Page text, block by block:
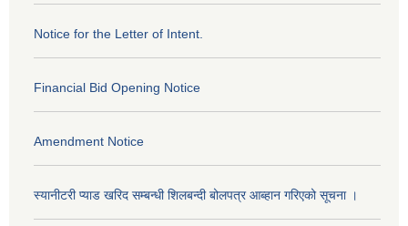
Notice for the Letter of Intent.
Financial Bid Opening Notice
Amendment Notice
स्यानीटरी प्याड खरिद सम्बन्धी शिलबन्दी बोलपत्र आब्हान गरिएको सूचना ।